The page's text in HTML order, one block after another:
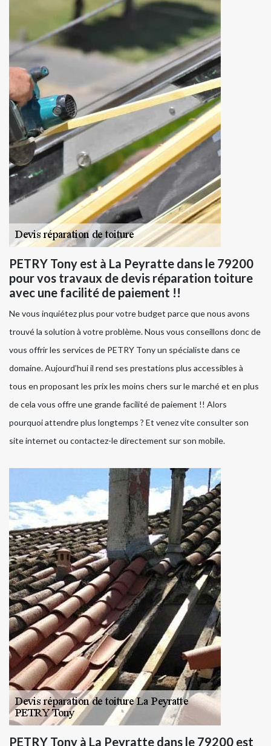
PETRY Tony est à La Peyratte dans le 79200
pour vos travaux de devis réparation toiture
avec une facilité de paiement !!
Ne vous inquiétez plus pour votre budget parce que nous avons
trouvé la solution à votre problème. Nous vous conseillons donc de
vous offrir les services de PETRY Tony un spécialiste dans ce
domaine. Aujourd’hui il rend ses prestations plus accessibles à
tous en proposant les prix les moins chers sur le marché et en plus
de cela vous offre une grande facilité de paiement !! Alors
pourquoi attendre plus longtemps ? Et venez vite consulter son
site internet ou contactez-le directement sur son mobile.
PETRY Tony à La Peyratte dans le 79200 est